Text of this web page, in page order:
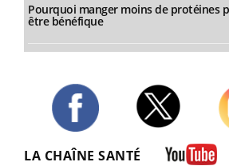
Pourquoi manger moins de protéines
être bénéfique
LA CHAÎNE SANTÉ